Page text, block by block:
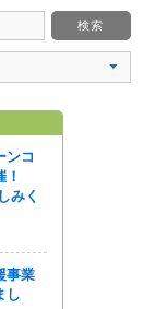
コ
みく
事業
し